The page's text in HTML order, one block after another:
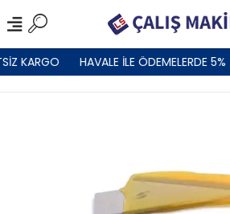
KARGO HAVALE İLE ÖDEMELERDE 5%